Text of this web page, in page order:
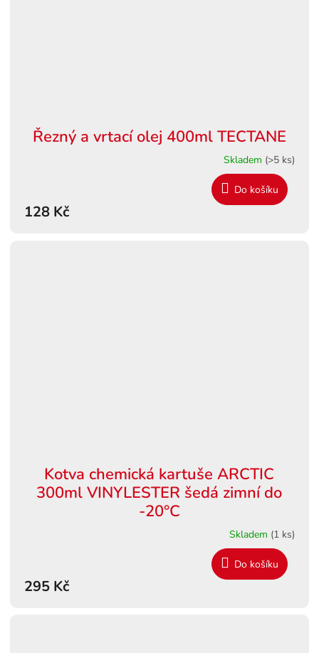
Řezný a vrtací olej 400ml TECTANE
Skladem (>5 ks)
128 Kč
Do košíku
Kotva chemická kartuše ARCTIC
300ml VINYLESTER šedá zimní do
-20°C
Skladem (1 ks)
295 Kč
Do košíku